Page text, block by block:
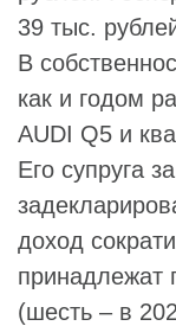
39 тыс.
В
как и годом
AUDI Q5 и
Его супруга
доход
принадлежат
(шесть – в